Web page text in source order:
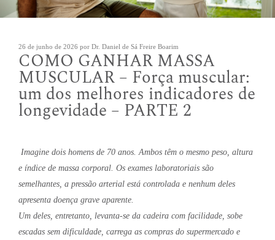
Publicado
em
26 de junho de 2026 por Dr. Daniel de Sá Freire Boarim
COMO GANHAR MASSA
MUSCULAR – Força muscular:
um dos melhores indicadores de
longevidade – PARTE 2
Imagine dois homens de 70 anos. Ambos têm o mesmo peso, altura
e índice de massa corporal. Os exames laboratoriais são
semelhantes, a pressão arterial está controlada e nenhum deles
apresenta doença grave aparente.
Um deles, entretanto, levanta-se da cadeira com facilidade, sobe
escadas sem dificuldade, carrega as compras do supermercado e